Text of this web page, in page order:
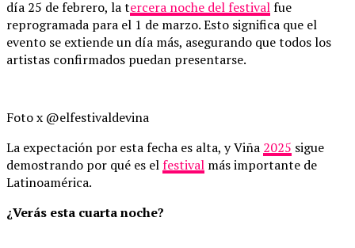
día 25 de febrero, la tercera noche del festivalfue
reprogramada para el 1 de marzo. Esto significa que el
evento se extiende un día más, asegurando que todos los
artistas confirmados puedan presentarse.
Foto x @elfestivaldevina
La expectación por esta fecha es alta, y Viña 2025 sigue
demostrando por qué es elfestival más importante de
Latinoamérica.
¿Verás esta cuarta noche?